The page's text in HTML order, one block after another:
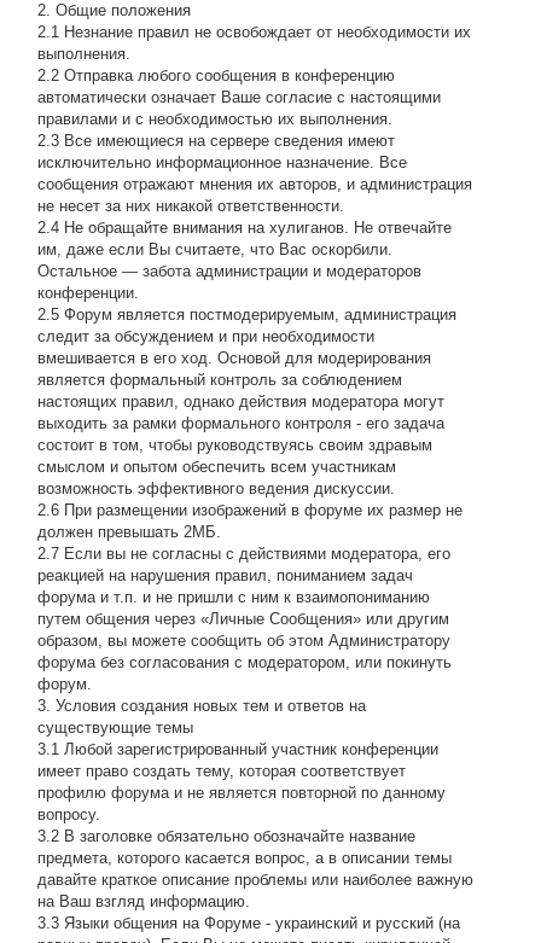
2. Общие положения
2.1 Hезнание правил не освобождает от необходимости их
выполнения.
2.2 Отправка любого сообщения в конференцию
автоматически означает Ваше согласие с настоящими
правилами и с необходимостью их выполнения.
2.3 Все имеющиеся на сервере сведения имеют
исключительно информационное назначение. Все
сообщения отражают мнения их авторов, и администрация
не несет за них никакой ответственности.
2.4 Не обращайте внимания на хулиганов. Не отвечайте
им, даже если Вы считаете, что Вас оскорбили.
Остальное — забота администрации и модераторов
конференции.
2.5 Форум является постмодерируемым, администрация
следит за обсуждением и при необходимости
вмешивается в его ход. Основой для модерирования
является формальный контроль за соблюдением
настоящих правил, однако действия модератора могут
выходить за рамки формального контроля - его задача
состоит в том, чтобы руководствуясь своим здравым
смыслом и опытом обеспечить всем участникам
возможность эффективного ведения дискуссии.
2.6 При размещении изображений в форуме их размер не
должен превышать 2МБ.
2.7 Если вы не согласны с действиями модератора, его
реакцией на нарушения правил, пониманием задач
форума и т.п. и не пришли с ним к взаимопониманию
путем общения через «Личные Сообщения» или другим
образом, вы можете сообщить об этом Администратору
форума без согласования с модератором, или покинуть
форум.
3. Условия создания новых тем и ответов на
существующие темы
3.1 Любой зарегистрированный участник конференции
имеет право создать тему, которая соответствует
профилю форума и не является повторной по данному
вопросу.
3.2 В заголовке обязательно обозначайте название
предмета, которого касается вопрос, а в описании темы
давайте краткое описание проблемы или наиболее важную
на Ваш взгляд информацию.
3.3 Языки общения на Форуме - украинский и русский (на